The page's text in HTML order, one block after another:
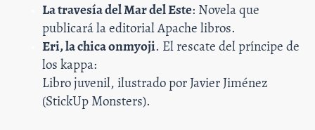
La travesía del Mar del Este: Novela que
publicará la editorial Apache libros.
Eri, la chica onmyoji. El rescate del príncipe de
los kappa:
Libro juvenil, ilustrado por Javier Jiménez
(StickUp Monsters).